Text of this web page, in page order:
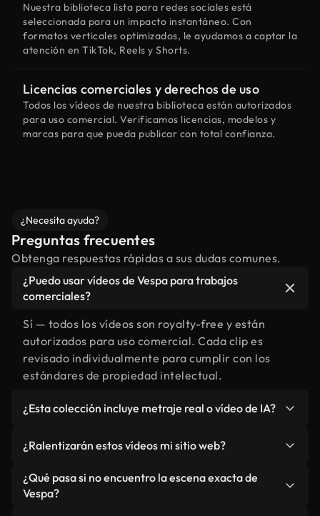
Nuestra biblioteca lista para redes sociales está
seleccionada para un impacto instantáneo. Con
formatos verticales optimizados, le ayudamos a captar la
atención en TikTok, Reels y Shorts.
Licencias comerciales y derechos de uso
Todos los vídeos de nuestra biblioteca están autorizados
para uso comercial. Verificamos licencias, modelos y
marcas para que pueda publicar con total confianza.
¿Necesita ayuda?
Preguntas frecuentes
Obtenga respuestas rápidas a sus dudas comunes.
¿Puedo usar vídeos de Vespa para trabajos
comerciales?
Sí — todos los vídeos son royalty-free y están
autorizados para uso comercial. Cada clip es
revisado individualmente para cumplir con los
estándares de propiedad intelectual.
¿Esta colección incluye metraje real o vídeo de IA?
relacionado con Vespa y vídeos generados por IA.
Todo está claramente etiquetado.
¿Ralentizarán estos vídeos mi sitio web?
No si selecciona nuestras versiones optimizadas
para web, diseñadas específicamente para uso de
¿Qué pasa si no encuentro la escena exacta de
Vespa?